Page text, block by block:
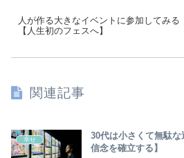
人が作る大きなイベントに参加してみる
【人生初のフェスへ】
関連記事
幸せ
30代は小さくて無駄
信念を確立する】